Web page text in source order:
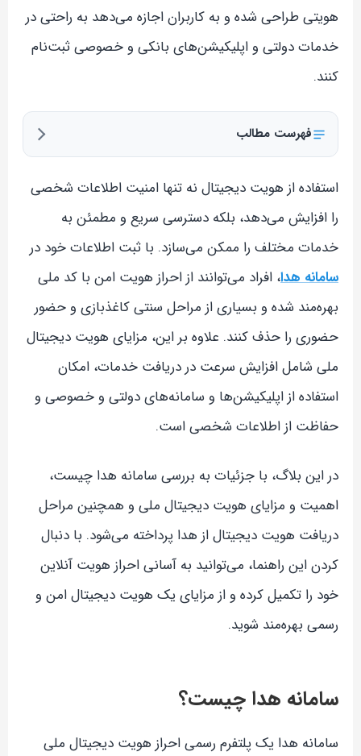
هویتی طراحی شده و به کاربران اجازه می‌دهد به راحتی در
خدمات دولتی و اپلیکیشن‌های بانکی و خصوصی ثبت‌نام
کنند.
فهرست مطالب
استفاده از هویت دیجیتال نه تنها امنیت اطلاعات شخصی
را افزایش می‌دهد، بلکه دسترسی سریع و مطمئن به
خدمات مختلف را ممکن می‌سازد. با ثبت اطلاعات خود در
سامانه هدا، افراد می‌توانند از احراز هویت امن با کد ملی
بهره‌مند شده و بسیاری از مراحل سنتی کاغذبازی و حضور
حضوری را حذف کنند. علاوه بر این، مزایای هویت دیجیتال
ملی شامل افزایش سرعت در دریافت خدمات، امکان
استفاده از اپلیکیشن‌ها و سامانه‌های دولتی و خصوصی و
حفاظت از اطلاعات شخصی است.
در این بلاگ، با جزئیات به بررسی سامانه هدا چیست،
اهمیت و مزایای هویت دیجیتال ملی و همچنین مراحل
دریافت هویت دیجیتال از هدا پرداخته می‌شود. با دنبال
کردن این راهنما، می‌توانید به آسانی احراز هویت آنلاین
خود را تکمیل کرده و از مزایای یک هویت دیجیتال امن و
رسمی بهره‌مند شوید.
سامانه هدا چیست؟
سامانه هدا یک پلتفرم رسمی احراز هویت دیجیتال ملی